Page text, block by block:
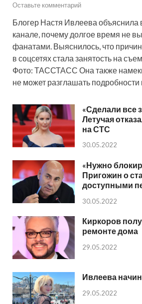
Оставьте комментарий
Блогер Настя Ивлеева объяснила
канале, почему долгое время не
фанатами. Выяснилось, что
в соцсетях стала занятость на
Фото: ТАССТАСС Она также
не может разглашать подробности
«Сделали все
Летучая
на СТС
30.05.2022
«Нужно
Пригожин о
доступными
30.05.2022
Киркоров
ремонте дома
29.05.2022
Ивлеева
29.05.2022